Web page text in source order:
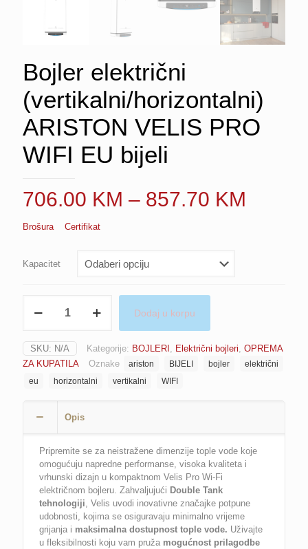
Bojler električni
(vertikalni/horizontalni)
ARISTON VELIS PRO
WIFI EU bijeli
706.00 KM – 857.70 KM
Brošura Certifikat
Kapacitet
električni
ARISTON
VELIS
PRO
WIFI
količina
Dodaj u korpu
SKU: N/A Kategorije: BOJLERI Električni bojleri OPREMA
ZA KUPATILA
Oznake ariston BIJELI bojler
električni
eu
horizontalni vertikalni WIFI
Opis
Pripremite se za neistražene dimenzije tople vode koje
omogućuju napredne performanse, visoka kvaliteta i
vrhunski dizajn u kompaktnom Velis Pro Wi-Fi
električnom bojleru. Zahvaljujući Double Tank
tehnologiji , Velis uvodi inovativne značajke potpune
udobnosti, kojima se osiguravaju minimalno vrijeme
grijanja i maksimalna dostupnost tople vode. Uživajte
u fleksibilnosti koju vam pruža mogućnost prilagodbe